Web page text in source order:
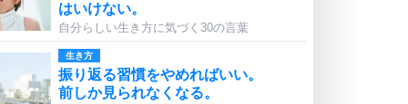
はいけない。
自分らしい生き方に気づく30の言葉
生き方
振り返る習慣をやめればいい。
前しか見られなくなる。